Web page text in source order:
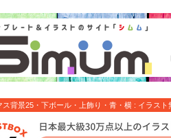
ス背景25・下ボール・上飾り・青・横 : イラスト